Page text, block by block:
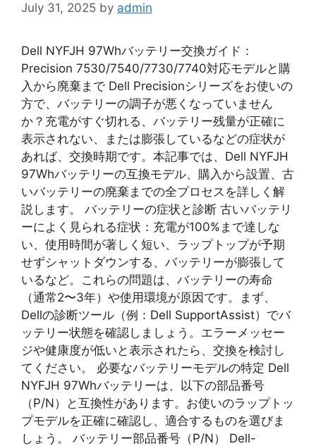
July 31, 2025 by admin
Dell NYFJH 97Whバッテリー交換ガイド：
Precision 7530/7540/7730/7740対応モデルと購
入から廃棄まで Dell Precisionシリーズをお使いの
方で、バッテリーの調子が悪くなっていません
か？充電がすぐ切れる、バッテリー残量が正確に
表示されない、または膨張しているなどの症状が
あれば、交換時期です。本記事では、Dell NYFJH
97Whバッテリーの互換モデル、購入から設置、古
いバッテリーの廃棄までの全プロセスを詳しく解
説します。 バッテリーの症状と診断 古いバッテリ
ーによく見られる症状：充電が100%まで達しな
い、使用時間が著しく短い、ラップトップが予期
せずシャットダウンする、バッテリーが膨張して
いるなど。これらの問題は、バッテリーの寿命
（通常2〜3年）や使用環境が原因です。まず、
Dellの診断ツール（例：Dell SupportAssist）でバ
ッテリー状態を確認しましょう。エラーメッセー
ジや健康度が低いと表示されたら、交換を検討し
てください。 必要なバッテリーモデルの特定 Dell
NYFJH 97Whバッテリーは、以下の部品番号
（P/N）と互換性があります。お使いのラップトッ
プモデルを正確に確認し、適合するものを選びま
しょう。 バッテリー部品番号（P/N） Dell-